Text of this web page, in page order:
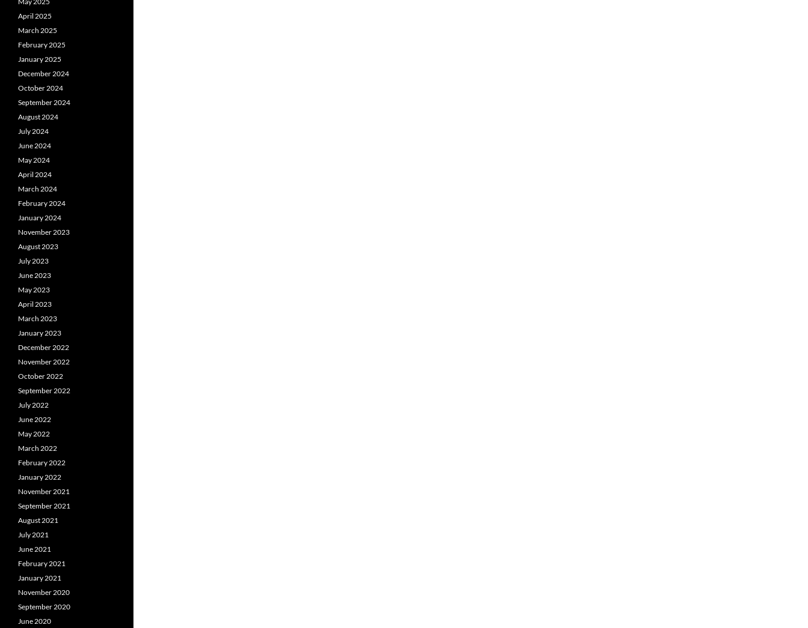
April 2025
March 2025
February 2025
January 2025
December 2024
October 2024
September 2024
August 2024
July 2024
June 2024
May 2024
April 2024
March 2024
February 2024
January 2024
November 2023
August 2023
July 2023
June 2023
May 2023
April 2023
March 2023
January 2023
December 2022
November 2022
October 2022
September 2022
July 2022
June 2022
May 2022
March 2022
February 2022
January 2022
November 2021
September 2021
August 2021
July 2021
June 2021
February 2021
January 2021
November 2020
September 2020
June 2020